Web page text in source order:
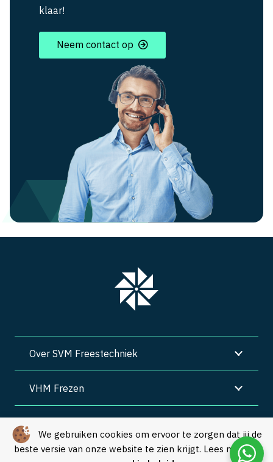
We gebruiken cookies om ervoor te zorgen dat jij de
beste versie van onze website te zien krijgt. Lees meer in
klaar!
Neem contact op
Over SVM Freestechniek
VHM Frezen
Algemene voorwaarden | Privacy